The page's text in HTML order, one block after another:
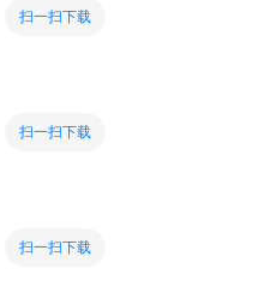
扫一扫下载
扫一扫下载
扫一扫下载